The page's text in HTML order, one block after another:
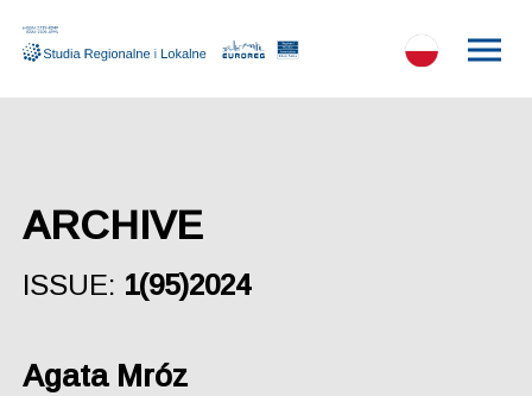
ARCHIVE
ISSUE: 1(95)2024
Agata Mróz